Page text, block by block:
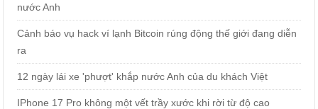
nước Anh
Cảnh báo vụ hack ví lạnh Bitcoin rúng động thế giới đang diễn
ra
12 ngày lái xe 'phượt' khắp nước Anh của du khách Việt
IPhone 17 Pro không một vết trầy xước khi rời từ độ cao